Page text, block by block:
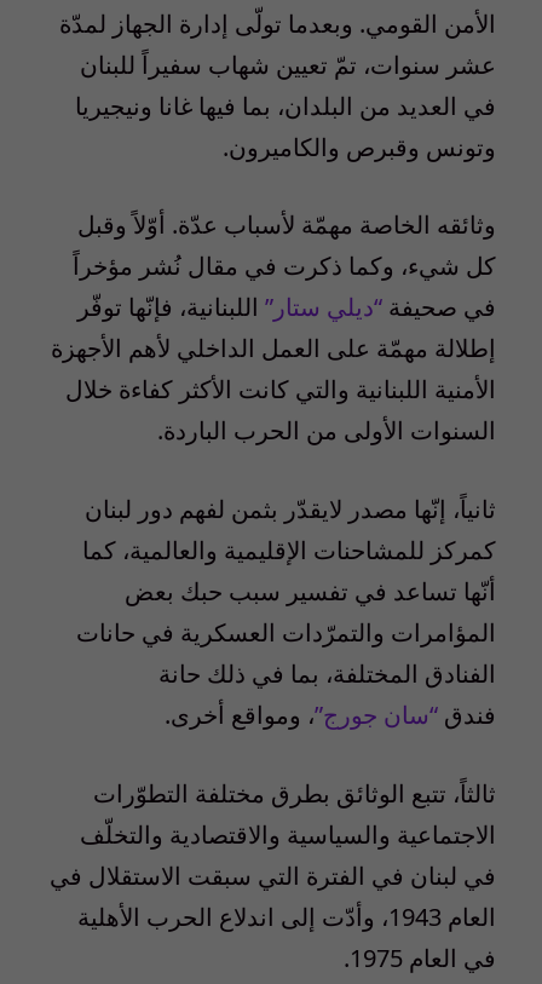
الأمن القومي. وبعدما تولّى إدارة الجهاز لمدّة
عشر سنوات، تمّ تعيين شهاب سفيراً للبنان
في العديد من البلدان، بما فيها غانا ونيجيريا
وتونس وقبرص والكاميرون.
وثائقه الخاصة مهمّة لأسباب عدّة. أوّلاً وقبل
كل شيء، وكما ذكرت في مقال نُشر مؤخراً
في صحيفة “ديلي ستار” اللبنانية، فإنّها توفّر
إطلالة مهمّة على العمل الداخلي لأهم الأجهزة
الأمنية اللبنانية والتي كانت الأكثر كفاءة خلال
السنوات الأولى من الحرب الباردة.
ثانياً، إنّها مصدر لايقدّر بثمن لفهم دور لبنان
كمركز للمشاحنات الإقليمية والعالمية، كما
أنّها تساعد في تفسير سبب حبك بعض
المؤامرات والتمرّدات العسكرية في حانات
الفنادق المختلفة، بما في ذلك حانة
فندق “سان جورج”، ومواقع أخرى.
ثالثاً، تتبع الوثائق بطرق مختلفة التطوّرات
الاجتماعية والسياسية والاقتصادية والتخلّف
في لبنان في الفترة التي سبقت الاستقلال في
العام 1943، وأدّت إلى اندلاع الحرب الأهلية
في العام 1975.